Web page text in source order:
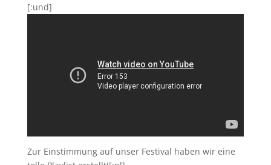
[:und]
Zur Einstimmung auf unser Festival haben wir eine